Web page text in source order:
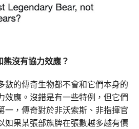
沒有協力效應？
數的傳奇生物都不會和它們本身的
效應。沒錯是有一些特例，但它們
一，傳奇對於非沃索斯、非指揮官
如果某張部族牌在張數越多越有價